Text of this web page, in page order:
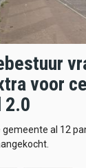
voor
2.0
gemeente al 12